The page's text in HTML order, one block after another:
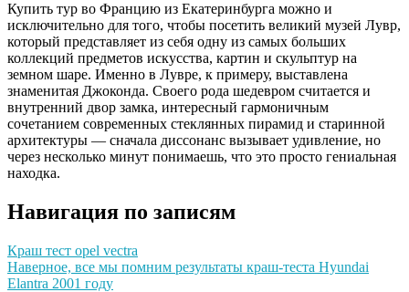
Купить тур во Францию из Екатеринбурга можно и
исключительно для того, чтобы посетить великий музей Лувр,
который представляет из себя одну из самых больших
коллекций предметов искусства, картин и скульптур на
земном шаре. Именно в Лувре, к примеру, выставлена
знаменитая Джоконда. Своего рода шедевром считается и
внутренний двор замка, интересный гармоничным
сочетанием современных стеклянных пирамид и старинной
архитектуры — сначала диссонанс вызывает удивление, но
через несколько минут понимаешь, что это просто гениальная
находка.
Навигация по записям
Краш тест opel vectra
Наверное, все мы помним результаты краш-теста Нyundai
Еlantra 2001 году